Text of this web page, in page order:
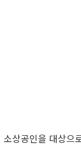
소상공인을 대상으